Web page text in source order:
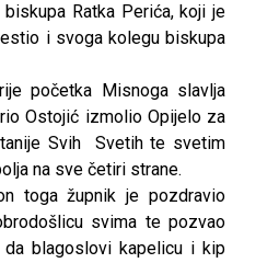
Ratka Perića, koji je
i svoga kolegu biskupa
početka Misnoga slavlja
Ostojić izmolio Opijelo za
Svih Svetih te svetim
na sve četiri strane.
toga župnik je pozdravio
svima te pozvao
da blagoslovi kapelicu i kip